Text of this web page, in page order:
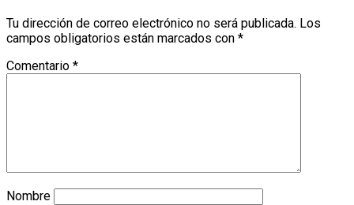
Tu dirección de correo electrónico no será publicada. Los
campos obligatorios están marcados con *
Comentario *
Nombre